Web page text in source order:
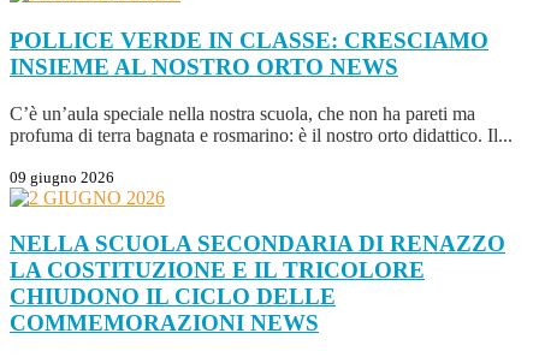
POLLICE VERDE IN CLASSE: CRESCIAMO
INSIEME AL NOSTRO ORTO NEWS
C’è un’aula speciale nella nostra scuola, che non ha pareti ma
profuma di terra bagnata e rosmarino: è il nostro orto didattico. Il...
09 giugno 2026
NELLA SCUOLA SECONDARIA DI RENAZZO
LA COSTITUZIONE E IL TRICOLORE
CHIUDONO IL CICLO DELLE
COMMEMORAZIONI NEWS